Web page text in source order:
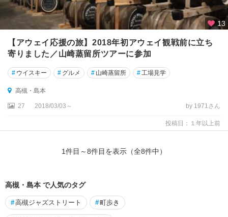
13
【アウェイ応援の旅】2018年初アウェイ観戦前に立ち
寄りました／山崎蒸留所ツアーに参加
# ウイスキー # グルメ # 山崎蒸留所 #工場見学
高槻・島本
27 2018/03/03～ by 1971さん
投稿日：１年以上前
1件目～8件目を表示（全8件中）
高槻・島本 で人気のタグ
#高槻ジャズストリート #町歩き